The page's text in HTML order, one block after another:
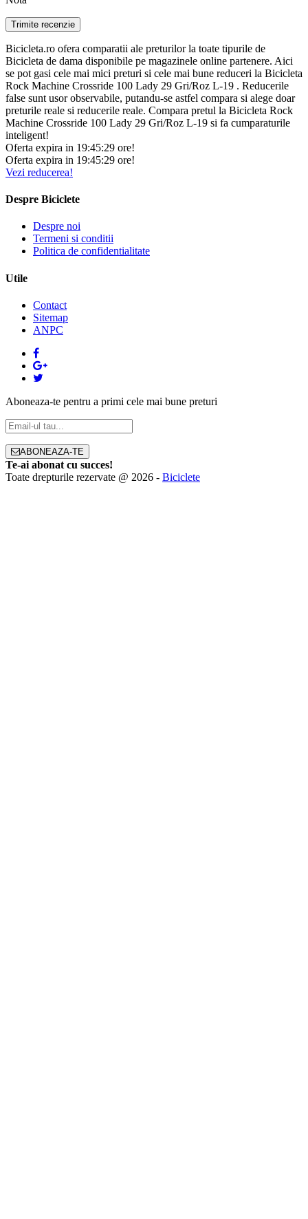
Bicicleta.ro ofera comparatii ale preturilor la toate tipurile de
Bicicleta de dama disponibile pe magazinele online partenere. Aici
se pot gasi cele mai mici preturi si cele mai bune reduceri la Bicicleta
Rock Machine Crossride 100 Lady 29 Gri/Roz L-19 . Reducerile
false sunt usor observabile, putandu-se astfel compara si alege doar
preturile reale si reducerile reale. Compara pretul la Bicicleta Rock
Machine Crossride 100 Lady 29 Gri/Roz L-19 si fa cumparaturile
inteligent!
Oferta expira in 19:45:29 ore!
Oferta expira in 19:45:29 ore!
Vezi reducerea!
Despre Biciclete
Despre noi
Termeni si conditii
Politica de confidentialitate
Utile
Contact
Sitemap
ANPC
Aboneaza-te pentru a primi cele mai bune preturi
ABONEAZA-TE
Te-ai abonat cu succes!
Toate drepturile rezervate @ 2026 - Biciclete